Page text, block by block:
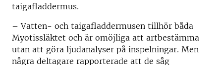
taigafladdermus.
– Vatten- och taigafladdermusen tillhör båda
Myotissläktet och är omöjliga att artbestämma
utan att göra ljudanalyser på inspelningar. Men
några deltagare rapporterade att de såg